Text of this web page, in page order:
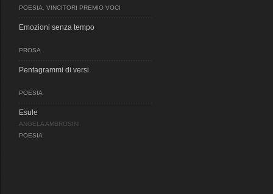
POESIA
VINCITORI PREMIO VOCI
Emozioni senza tempo
PROSA
Pentagrammi di versi
POESIA
Esule
ANGELA AMBROSINI
POESIA